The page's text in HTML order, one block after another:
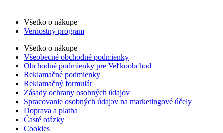
Všetko o nákupe
Vernostný program
Všetko o nákupe
Všeobecné obchodné podmienky
Obchodné podmienky pre Veľkoobchod
Reklamačné podmienky
Reklamačný formulár
Zásady ochrany osobných údajov
Spracovanie osobných údajov na marketingové účely
Doprava a platba
Časté otázky
Cookies